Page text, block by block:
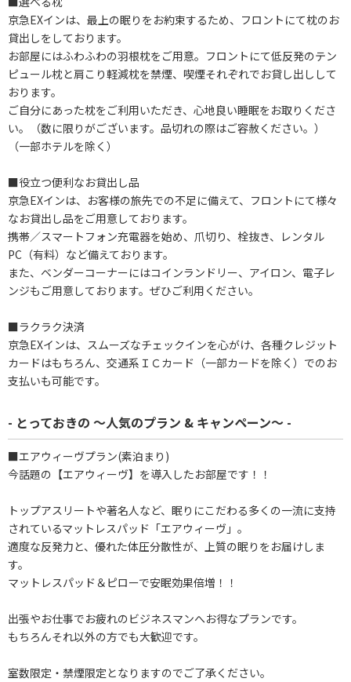
京急EXインは、最上の眠りをお約束するため、フロントにて枕のお
貸出しをしております。
お部屋にはふわふわの羽根枕をご用意。フロントにて低反発のテン
ピュール枕と肩こり軽減枕を禁煙、喫煙それぞれでお貸し出しして
おります。
ご自分にあった枕をご利用いただき、心地良い睡眠をお取りくださ
い。（数に限りがございます。品切れの際はご容赦ください。）
（一部ホテルを除く）
■役立つ便利なお貸出し品
京急EXインは、お客様の旅先での不足に備えて、フロントにて様々
なお貸出し品をご用意しております。
携帯／スマートフォン充電器を始め、爪切り、栓抜き、レンタル
PC（有料）など備えております。
また、ベンダーコーナーにはコインランドリー、アイロン、電子レ
ンジもご用意しております。ぜひご利用ください。
■ラクラク決済
京急EXインは、スムーズなチェックインを心がけ、各種クレジット
カードはもちろん、交通系ＩＣカード（一部カードを除く）でのお
支払いも可能です。
- とっておきの ～人気のプラン & キャンペーン～ -
■エアウィーヴプラン(素泊まり)
今話題の【エアウィーヴ】を導入したお部屋です！！
トップアスリートや著名人など、眠りにこだわる多くの一流に支持
されているマットレスパッド「エアウィーヴ」。
適度な反発力と、優れた体圧分散性が、上質の眠りをお届けしま
す。
マットレスパッド＆ピローで安眠効果倍増！！
出張やお仕事でお疲れのビジネスマンへお得なプランです。
もちろんそれ以外の方でも大歓迎です。
室数限定・禁煙限定となりますのでご了承ください。